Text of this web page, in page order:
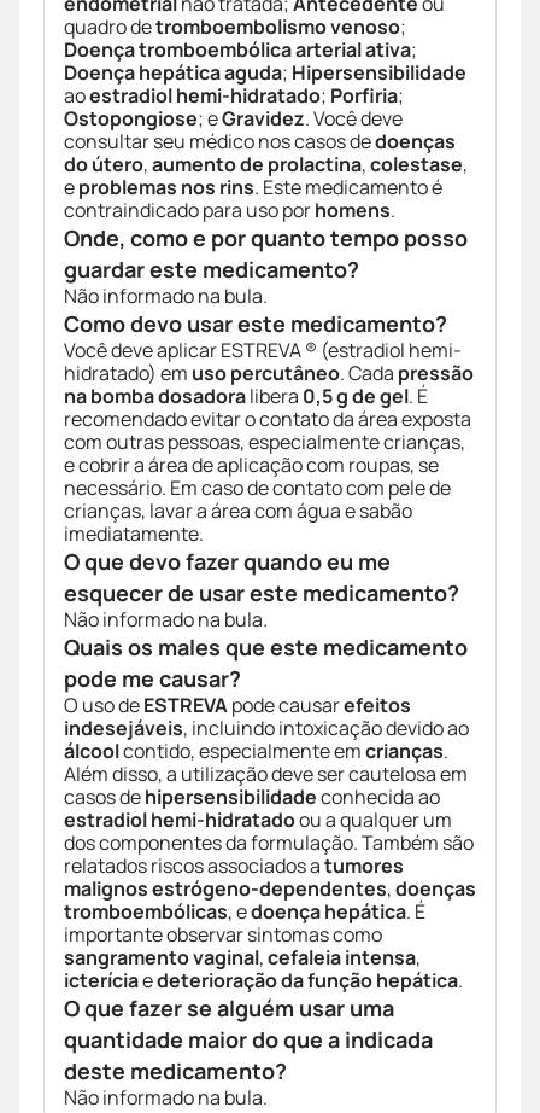
quadro detromboembolismo venoso;
Doença tromboembólica arterial ativa;
Doença hepática aguda; Hipersensibilidade
aoestradiol hemi-hidratado; Porfiria;
Ostopongiose; eGravidez. Você deve
consultar seu médico nos casos dedoenças
do útero,aumento de prolactina,colestase,
eproblemas nos rins. Este medicamento é
contraindicado para uso porhomens.
Onde, como e por quanto tempo posso
guardar este medicamento?
Não informado na bula.
Como devo usar este medicamento?
Você deve aplicar ESTREVA ® (estradiol hemi-
hidratado) em uso percutâneo. Cada pressão
na bomba dosadoralibera 0,5 g de gel. É
recomendado evitar o contato da área exposta
com outras pessoas, especialmente crianças,
e cobrir a área de aplicação com roupas, se
necessário. Em caso de contato com pele de
crianças, lavar a área com água e sabão
imediatamente.
O que devo fazer quando eu me
esquecer de usar este medicamento?
Não informado na bula.
Quais os males que este medicamento
pode me causar?
O uso deESTREVApode causarefeitos
indesejáveis, incluindo intoxicação devido ao
álcoolcontido, especialmente emcrianças.
Além disso, a utilização deve ser cautelosa em
casos dehipersensibilidadeconhecida ao
estradiol hemi-hidratadoou a qualquer um
dos componentes da formulação. Também são
relatados riscos associados atumores
malignos estrógeno-dependentes,doenças
tromboembólicas, edoença hepática. É
importante observar sintomas como
sangramento vaginal,cefaleia intensa,
icteríciaedeterioração da função hepática.
O que fazer se alguém usar uma
quantidade maior do que a indicada
deste medicamento?
Não informado na bula.